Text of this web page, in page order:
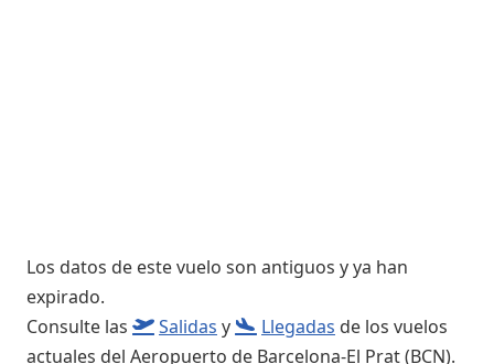
Los datos de este vuelo son antiguos y ya han
expirado.
Consulte las
Salidas y Llegadas de los vuelos
actuales del Aeropuerto de Barcelona-El Prat (BCN).